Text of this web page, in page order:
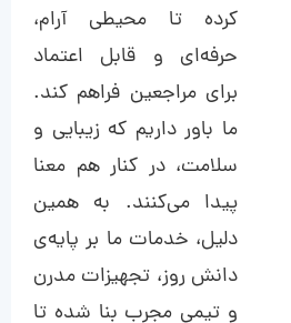
کرده تا محیطی آرام،
حرفه‌ای و قابل اعتماد
برای مراجعین فراهم کند.
ما باور داریم که زیبایی و
سلامت، در کنار هم معنا
پیدا می‌کنند. به همین
دلیل، خدمات ما بر پایه‌ی
دانش روز، تجهیزات مدرن
و تیمی مجرب بنا شده تا